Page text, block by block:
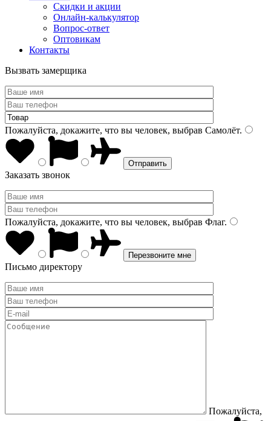
Скидки и акции
Онлайн-калькулятор
Вопрос-ответ
Оптовикам
Контакты
Вызвать замерщика
Пожалуйста, докажите, что вы человек, выбрав Самолёт.
Заказать звонок
Пожалуйста, докажите, что вы человек, выбрав Флаг.
Письмо директору
Пожалуйста,